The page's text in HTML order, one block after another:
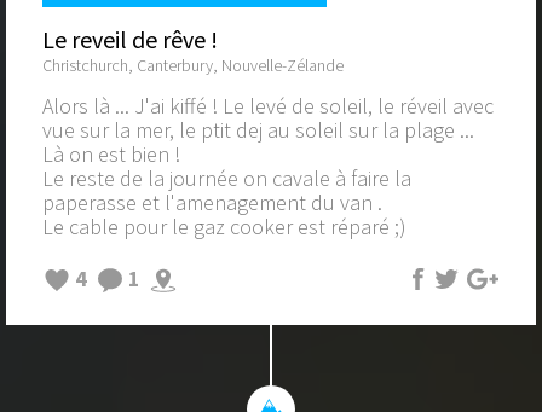
Le reveil de rêve !
Christchurch, Canterbury, Nouvelle-Zélande
Alors là ... J'ai kiffé ! Le levé de soleil, le réveil avec
vue sur la mer, le ptit dej au soleil sur la plage ...
Là on est bien !
Le reste de la journée on cavale à faire la
paperasse et l'amenagement du van .
Le cable pour le gaz cooker est réparé ;)
4
1